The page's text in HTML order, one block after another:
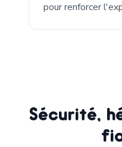
pour renforcer
Sécurité,